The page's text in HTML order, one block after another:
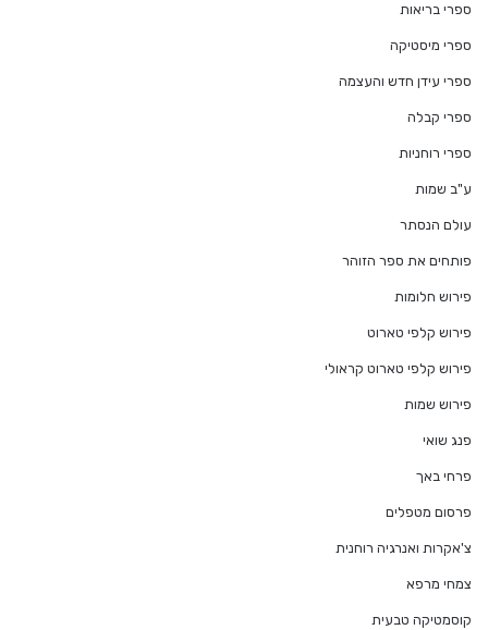
ספרי בריאות
ספרי מיסטיקה
ספרי עידן חדש והעצמה
ספרי קבלה
ספרי רוחניות
ע"ב שמות
עולם הנסתר
פותחים את ספר הזוהר
פירוש חלומות
פירוש קלפי טארוט
פירוש קלפי טארוט קראולי
פירוש שמות
פנג שואי
פרחי באך
פרסום מטפלים
צ'אקרות ואנרגיה רוחנית
צמחי מרפא
קוסמטיקה טבעית